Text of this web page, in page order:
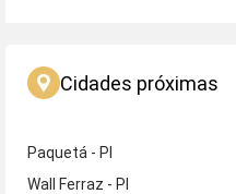
Cidades próximas
Paquetá - PI
Wall Ferraz - PI